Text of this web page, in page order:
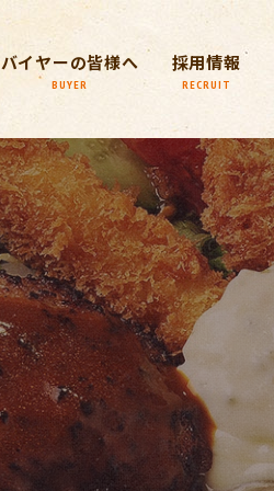
バイヤーの皆様へ
BUYER
採用情報
RECRUIT